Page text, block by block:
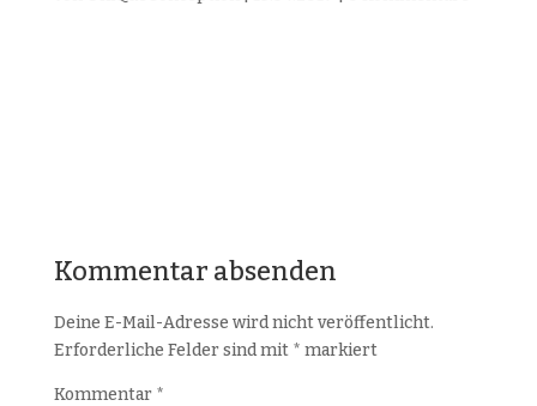
Kommentar absenden
Deine E-Mail-Adresse wird nicht veröffentlicht.
Erforderliche Felder sind mit * markiert
Kommentar *